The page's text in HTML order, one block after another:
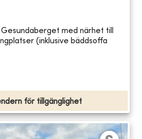
med närhet till
(inklusive bäddsoffa
för tillgänglighet